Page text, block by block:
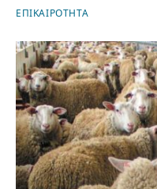
ΕΠΙΚΑΙΡΟΤΗΤΑ